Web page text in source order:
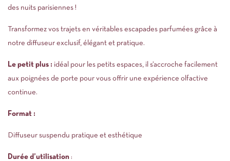
des nuits parisiennes !
Transformez vos trajets en véritables escapades parfumées grâce à
notre diffuseur exclusif, élégant et pratique.
Le petit plus : idéal pour les petits espaces, il s’accroche facilement
aux poignées de porte pour vous offrir une expérience olfactive
continue.
Format :
Diffuseur suspendu pratique et esthétique
Durée d’utilisation :